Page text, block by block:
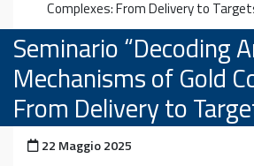
Complexes: From Delivery to
Seminario “Decoding
Mechanisms of Gold
From Delivery to
Pubblicato il
22 Maggio 2025